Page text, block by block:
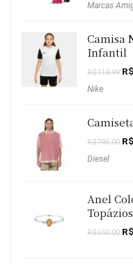
Marcas
Camisa
Infantil
R$119.99 O
R$
Nike
R$795.00 O
R$
Diesel
Anel
R$650.00 O
R$